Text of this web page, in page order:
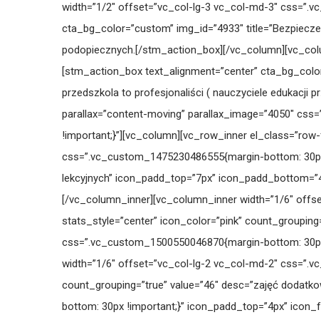
width=”1/2″ offset=”vc_col-lg-3 vc_col-md-3″
cta_bg_color=”custom” img_id=”4933″
podopiecznych.[/stm_action_box][/
[stm_action_box text_alignment=”center”
przedszkola to profesjonaliści ( nauczyciele edukacji
parallax=”content-moving” parallax_image=”4050″
!important;}”][vc_column][vc_row_inner
css=”.vc_custom_1475230486555{margin-bottom:
lekcyjnych” icon_padd_top=”7px”
[/vc_column_inner][vc_column_inner width=”1/6″
stats_style=”center” icon_color=”pink”
css=”.vc_custom_1500550046870{margin-bottom:
width=”1/6″ offset=”vc_col-lg-2 vc_col-md-2″
count_grouping=”true” value=”46″ desc=”zajęć
bottom: 30px !important;}” icon_padd_top=”4px”